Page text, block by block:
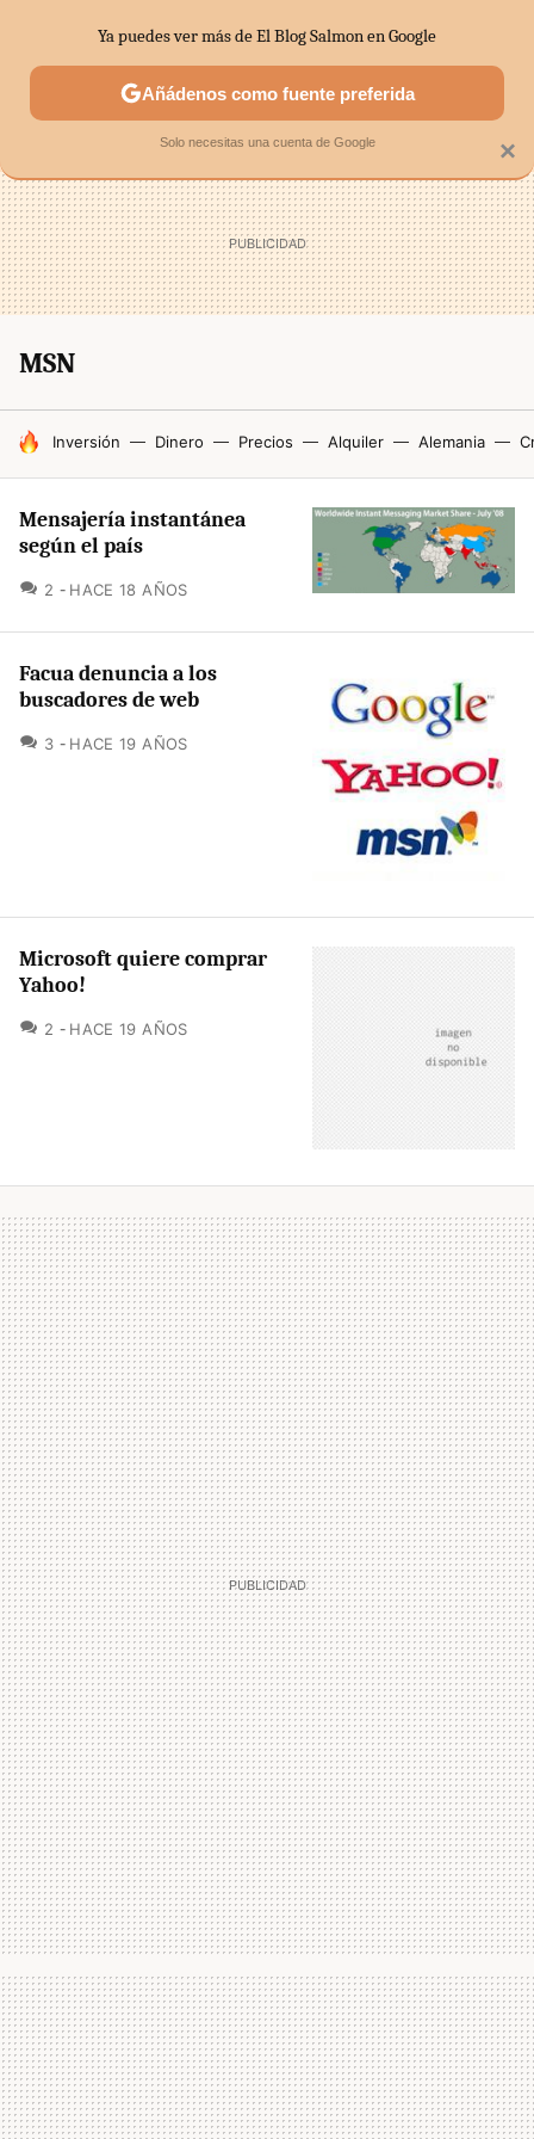
SECTORES ECONOMÍA DOMÉSTICA MERCADOS
MSN
HOY SE HABLA DE
Inversión Dinero Precios Alquiler Alemania
Mensajería instantánea
según el país
2 COMENTARIOS
HACE 18 AÑOS
Facua denuncia a los
buscadores de web
3 COMENTARIOS
HACE 19 AÑOS
Microsoft quiere comprar
Yahoo!
2 COMENTARIOS
HACE 19 AÑOS
×
Ya puedes ver más de El Blog Salmon en Google
Añádenos como fuente preferida
Solo necesitas una cuenta de Google